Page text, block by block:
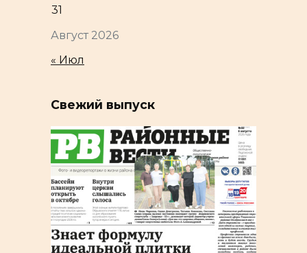
Август 2026
31
« Июл
Свежий выпуск